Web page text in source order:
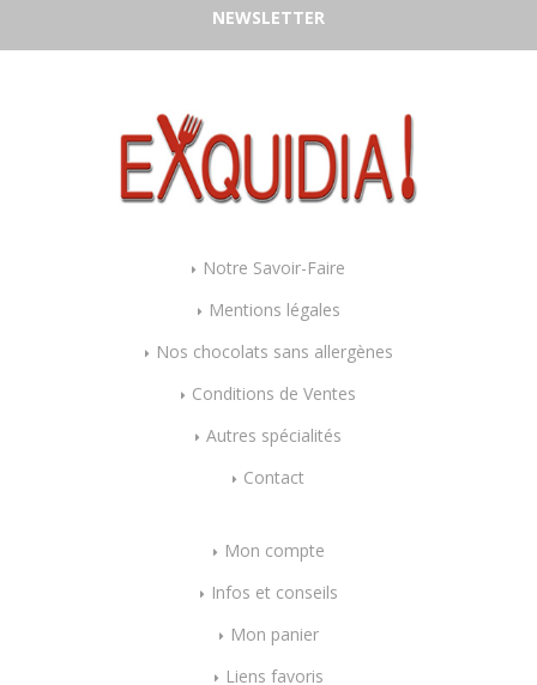
NEWSLETTER
Notre Savoir-Faire
Mentions légales
Nos chocolats sans allergènes
Conditions de Ventes
Autres spécialités
Contact
Mon compte
Infos et conseils
Mon panier
Liens favoris